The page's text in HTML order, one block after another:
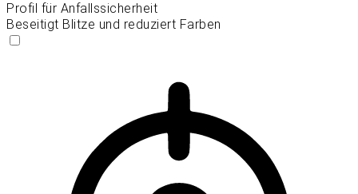
Profil für Anfallssicherheit
Beseitigt Blitze und reduziert Farben